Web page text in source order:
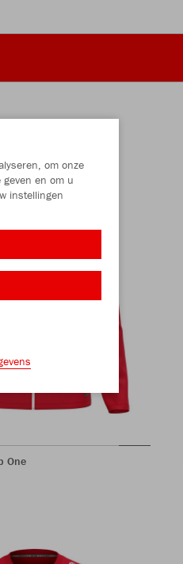
One
om onze
en om u
instellingen